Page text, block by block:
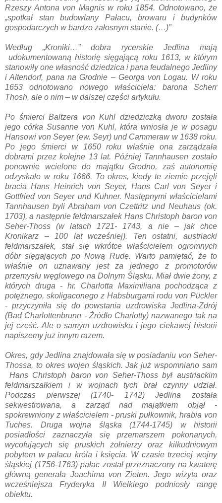
Rzeszy Antona von Magnis w roku 1854. Odnotowano, że
„spotkał stan budowlany Pałacu, browaru i budynków
gospodarczych w bardzo żałosnym stanie. (…)”
Według „Kroniki…” dobra rycerskie Jedlina mają
udokumentowaną historię sięgającą roku 1613, w którym
stanowiły one własność dziedzica i pana feudalnego Jedliny
i Altendorf, pana na Grodnie – Georga von Logau. W roku
1653 odnotowano nowego właściciela: barona Scherr
Thosh, ale o nim – w dalszej części artykułu.
Po śmierci Baltzera von Kuhl dziedziczką dworu została
jego córka Susanne von Kuhl, która wniosła je w posagu
Hansowi von Seyer (ew. Seyr) und Cammeraw w 1638 roku.
Po jego śmierci w 1650 roku właśnie ona zarządzała
dobrami przez kolejne 13 lat. Później Tannhausen zostało
ponownie wcielone do majątku Grodno, zaś autonomię
odzyskało w roku 1666. To okres, kiedy te ziemie przejęli
bracia Hans Heinrich von Seyer, Hans Carl von Seyer i
Gottfried von Seyer und Kuhner. Następnymi właścicielami
Tannhausen byli Abraham von Czettritz und Neuhaus (ok.
1703), a następnie feldmarszałek Hans Christoph baron von
Seher-Thoss (w latach 1721- 1743, a nie – jak chce
Kronikarz – 100 lat wcześniej). Ten ostatni, austriacki
feldmarszałek, stał się wkrótce właścicielem ogromnych
dóbr sięgających po Nową Rudę. Warto pamiętać, że to
właśnie on uznawany jest za jednego z promotorów
przemysłu węglowego na Dolnym Śląsku. Miał dwie żony, z
których druga - hr. Charlotta Maximiliana pochodząca z
potężnego, skoligaconego z Habsburgami rodu von Pückler
- przyczyniła się do powstania uzdrowiska Jedlina-Zdrój
(Bad Charlottenbrunn - Źródło Charlotty) nazwanego tak na
jej cześć. Ale o samym uzdrowisku i jego ciekawej historii
napiszemy już innym razem.
Okres, gdy Jedlina znajdowała się w posiadaniu von Seher-
Thossa, to okres wojen śląskich. Jak już wspomniano sam
Hans Christoph baron von Seher-Thoss był austriackim
feldmarszałkiem i w wojnach tych brał czynny udział.
Podczas pierwszej (1740- 1742) Jedlina została
sekwestrowana, a zarząd nad majątkiem objął -
spokrewniony z właścicielem - pruski pułkownik, hrabia von
Tuches. Druga wojna śląska (1744-1745) w historii
posiadłości zaznaczyła się przemarszem pokonanych,
wycofujących się pruskich żołnierzy oraz kilkudniowym
pobytem w pałacu króla i księcia. W czasie trzeciej wojny
śląskiej (1756-1763) pałac został przeznaczony na kwaterę
główną generała Joachima von Zieten. Jego wizyta oraz
wcześniejsza Fryderyka II Wielkiego podniosły rangę
obiektu.